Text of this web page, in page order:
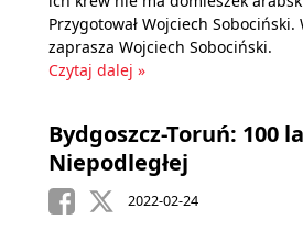
Przygotował Wojciech Sobociński.
zaprasza Wojciech Sobociński.
Czytaj dalej »
Bydgoszcz-Toruń: 100
Niepodległej
2022-02-24